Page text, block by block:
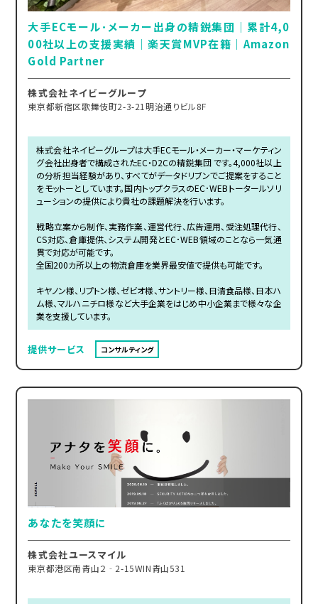
大手ECモール･メーカー出身の精鋭集団｜累計4,0
00社以上の支援実績｜楽天賞MVP在籍｜Amazon
Gold Partner
株式会社ネイビーグループ
東京都新宿区歌舞伎町2-3-21明治通りビル8F
株式会社ネイビーグループは大手ECモール・メーカー・マーケティン
グ会社出身者で構成されたEC・D2Cの精鋭集団 です。4,000社以上
の分析担当経験があり、すべてがデータドリブンでご提案をすること
をモットーとしています。国内トップクラスのEC･WEBトータールソリ
ューションの提供により貴社の課題解決を行います。
戦略立案から制作、実務作業、運営代行、広告運用、受注処理代行、
CS対応、倉庫提供、システム開発とEC･WEB領域のことなら一気通
貫で対応が可能です。
全国200カ所以上の物流倉庫を業界最安値で提供も可能です。
キヤノン様、リプトン様、ゼビオ様、サントリー様、日清食品様、日本ハ
ム様、マルハニチロ様など大手企業をはじめ中小企業まで様々な企
業を支援しています。
提供サービス コンサルティング
あなたを笑顔に
株式会社ユースマイル
東京都港区南青山２‐2-15WIN青山531